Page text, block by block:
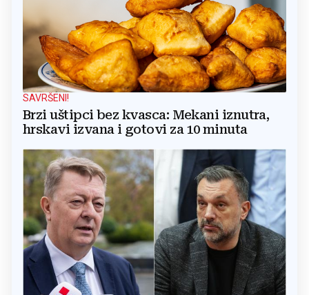
SAVRŠENI!
Brzi uštipci bez kvasca: Mekani iznutra,
hrskavi izvana i gotovi za 10 minuta